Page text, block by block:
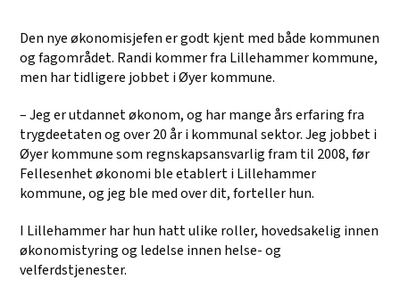
Den nye økonomisjefen er godt kjent med både kommunen
og fagområdet. Randi kommer fra Lillehammer kommune,
men har tidligere jobbet i Øyer kommune.
– Jeg er utdannet økonom, og har mange års erfaring fra
trygdeetaten og over 20 år i kommunal sektor. Jeg jobbet i
Øyer kommune som regnskapsansvarlig fram til 2008, før
Fellesenhet økonomi ble etablert i Lillehammer
kommune, og jeg ble med over dit, forteller hun.
I Lillehammer har hun hatt ulike roller, hovedsakelig innen
økonomistyring og ledelse innen helse- og
velferdstjenester.